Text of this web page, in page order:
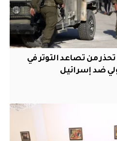
من تصاعد التوتر في
ضد إسرائيل